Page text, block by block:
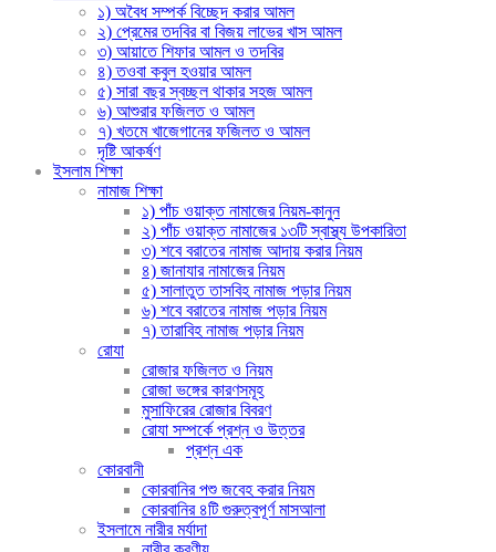
১) অবৈধ সম্পর্ক বিচ্ছেদ করার আমল
২) প্রেমের তদবির বা বিজয় লাভের খাস আমল
৩) আয়াতে শিফার আমল ও তদবির
৪) তওবা কবুল হওয়ার আমল
৫) সারা বছর স্বচ্ছল থাকার সহজ আমল
৬) আশুরার ফজিলত ও আমল
৭) খতমে খাজেগানের ফজিলত ও আমল
দৃষ্টি আকর্ষণ
ইসলাম শিক্ষা
নামাজ শিক্ষা
১) পাঁচ ওয়াক্ত নামাজের নিয়ম-কানুন
২) পাঁচ ওয়াক্ত নামাজের ১৩টি স্বাস্থ্য উপকারিতা
৩) শবে বরাতের নামাজ আদায় করার নিয়ম
৪) জানাযার নামাজের নিয়ম
৫) সালাতুত তাসবিহ নামাজ পড়ার নিয়ম
৬) শবে বরাতের নামাজ পড়ার নিয়ম
৭) তারাবিহ নামাজ পড়ার নিয়ম
রোযা
রোজার ফজিলত ও নিয়ম
রোজা ভঙ্গের কারণসমূহ
মুসাফিরের রোজার বিবরণ
রোযা সম্পর্কে প্রশ্ন ও উত্তর
প্রশ্ন এক
কোরবানী
কোরবানির পশু জবেহ করার নিয়ম
কোরবানির ৪টি গুরুত্বপূর্ণ মাসআলা
ইসলামে নারীর মর্যাদা